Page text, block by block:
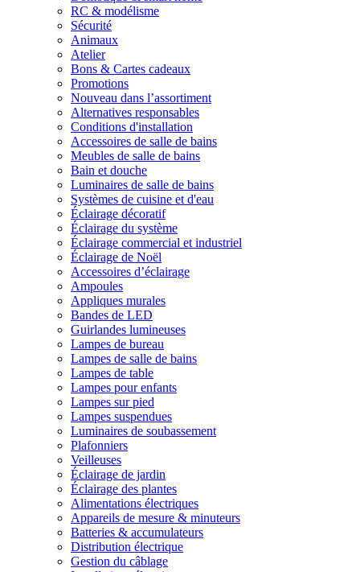
RC & modélisme
Sécurité
Animaux
Atelier
Bons & Cartes cadeaux
Promotions
Nouveau dans l’assortiment
Alternatives responsables
Conditions d'installation
Accessoires de salle de bains
Meubles de salle de bains
Bain et douche
Luminaires de salle de bains
Systèmes de cuisine et d'eau
Éclairage décoratif
Éclairage du système
Éclairage commercial et industriel
Éclairage de Noël
Accessoires d’éclairage
Ampoules
Appliques murales
Bandes de LED
Guirlandes lumineuses
Lampes de bureau
Lampes de salle de bains
Lampes de table
Lampes pour enfants
Lampes sur pied
Lampes suspendues
Luminaires de soubassement
Plafonniers
Veilleuses
Éclairage de jardin
Éclairage des plantes
Alimentations électriques
Appareils de mesure & minuteurs
Batteries & accumulateurs
Distribution électrique
Gestion du câblage